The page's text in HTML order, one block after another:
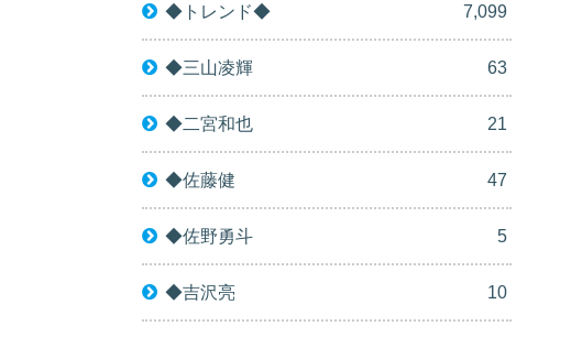
◆トレンド◆ 7,099
◆三山凌輝 63
◆二宮和也 21
◆佐藤健 47
◆佐野勇斗 5
◆吉沢亮 10